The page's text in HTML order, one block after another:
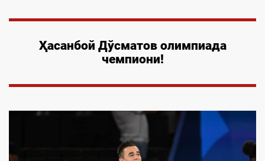
Ҳасанбой Дўсматов олимпиада
чемпиони!